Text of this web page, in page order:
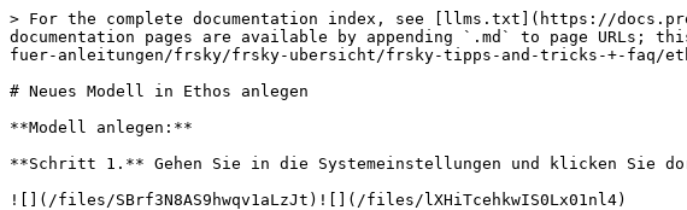
> For the complete documentation index, see [llms.txt](https://
documentation pages are available by appending `.md` to page URLs;
fuer-anleitungen/frsky/frsky-ubersicht/frsky-tipps-and-tricks-+-faq/
# Neues Modell in Ethos anlegen
**Modell anlegen:**
**Schritt 1.** Gehen Sie in die Systemeinstellungen und klicken Sie
![](/files/SBrf3N8AS9hwqv1aLzJt)![](/files/lXHiTcehkwIS0Lx01nl4)